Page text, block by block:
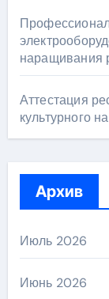
наращивания
Аттестация
культурного
Архив
Июль 2026
Июнь 2026